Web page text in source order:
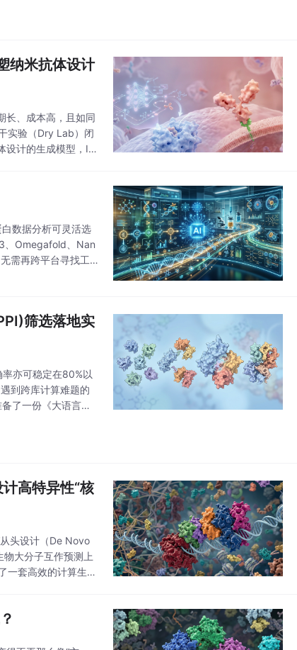
纳米抗体设计
长、成本高，且如同
实验（Dry Lab）闭
设计的生成模型，Ig
数据分析可灵活选
、Omegafold、Nan
需再跨平台寻找工
筛选落地实
亦可稳定在80%以
到跨库计算难题的
了一份《大语言模
高特异性“核
头设计（De Novo
大分子互作预测上
一套高效的计算生物